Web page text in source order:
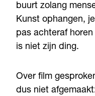
buurt zolang
Kunst ophangen,
pas achteraf
is niet zijn ding.
Over film
dus niet